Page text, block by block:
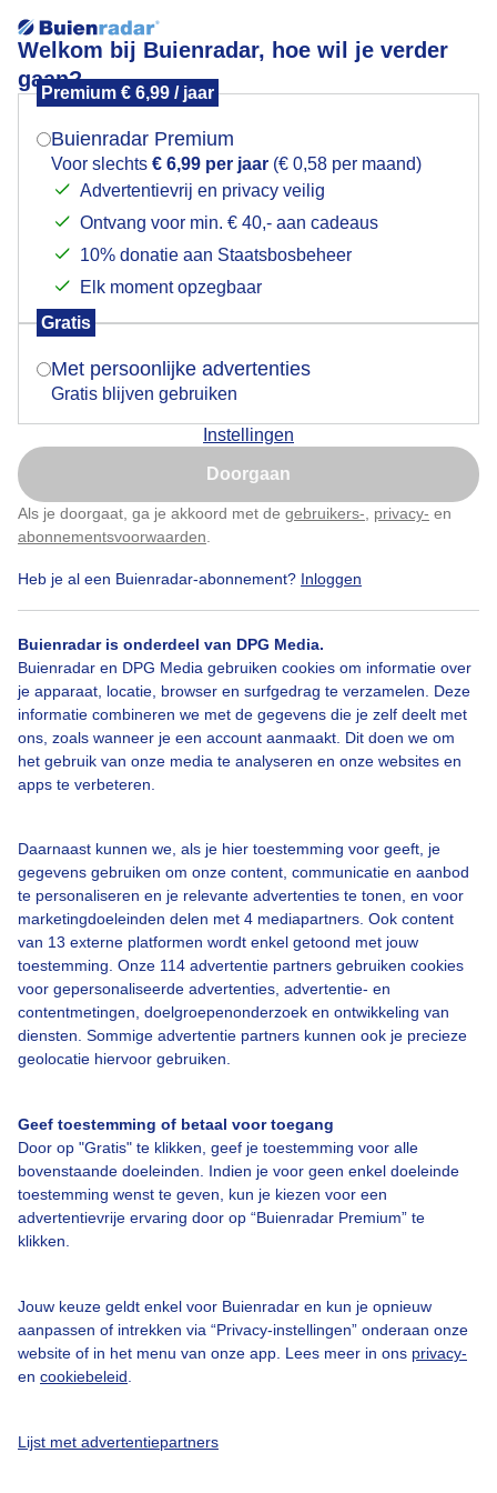
Welkom bij Buienradar, hoe wil je verder
gaan?
Premium € 6,99 / jaar
Buienradar Premium
Voor slechts € 6,99 per jaar (€ 0,58 per maand)
Advertentievrij en privacy veilig
Ontvang voor min. € 40,- aan cadeaus
10% donatie aan Staatsbosbeheer
Elk moment opzegbaar
Gratis
Met persoonlijke advertenties
Gratis blijven gebruiken
Instellingen
Doorgaan
Als je doorgaat, ga je akkoord met de gebruikers- privacy- en
abonnementsvoorwaarden
Heb je al een Buienradar-abonnement? Inloggen
Buienradar is onderdeel van DPG Media.
Buienradar en DPG Media gebruiken cookies om informatie over
je apparaat, locatie, browser en surfgedrag te verzamelen. Deze
informatie combineren we met de gegevens die je zelf deelt met
ons, zoals wanneer je een account aanmaakt. Dit doen we om
het gebruik van onze media te analyseren en onze websites en
apps te verbeteren.
Daarnaast kunnen we, als je hier toestemming voor geeft, je
gegevens gebruiken om onze content, communicatie en aanbod
te personaliseren en je relevante advertenties te tonen, en voor
marketingdoeleinden delen met 4 mediapartners. Ook content
van 13 externe platformen wordt enkel getoond met jouw
toestemming. Onze 114 advertentie partners gebruiken cookies
voor gepersonaliseerde advertenties, advertentie- en
contentmetingen, doelgroepenonderzoek en ontwikkeling van
diensten. Sommige advertentie partners kunnen ook je precieze
geolocatie hiervoor gebruiken.
Geef toestemming of betaal voor toegang
Door op "Gratis" te klikken, geef je toestemming voor alle
bovenstaande doeleinden. Indien je voor geen enkel doeleinde
toestemming wenst te geven, kun je kiezen voor een
advertentievrije ervaring door op “Buienradar Premium” te
klikken.
Jouw keuze geldt enkel voor Buienradar en kun je opnieuw
aanpassen of intrekken via “Privacy-instellingen” onderaan onze
website of in het menu van onze app. Lees meer in ons privacy-
en cookiebeleid
Lijst met advertentiepartners
Wat een plaatje vanmorgen vroeg
Door: Jeroen van Rossum Gemaakt: 04-05-2025, 71x bekeken
Lente Wolken Zonsopkomst
Bekijk slideshow
Over Buienradar
Bedrijfsgegevens
Contact
Toegankelijkheid
Gebruikersvoorwaarden
Adverteren
Privacy beleid
Cookie beleid
Mogen we je locatie gebruiken voor het
Indien je hier nog geen akkoord op hebt gegeven,
verschijnt er zo een pop-up uit je browser waarin
Is goed, toon de popup
Nu niet, misschien later
Klik hierom dit aan te passen